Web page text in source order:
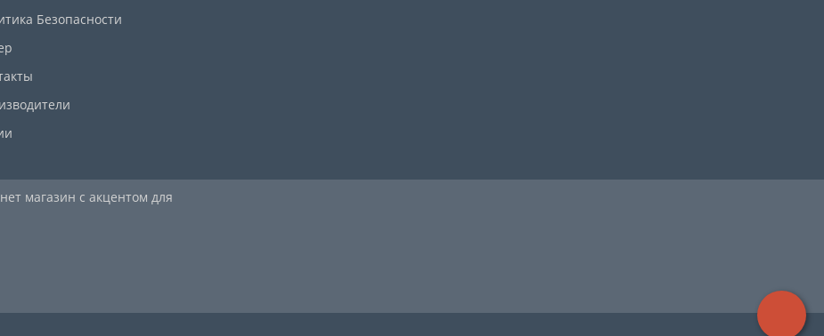
Безопасности
магазин с акцентом для